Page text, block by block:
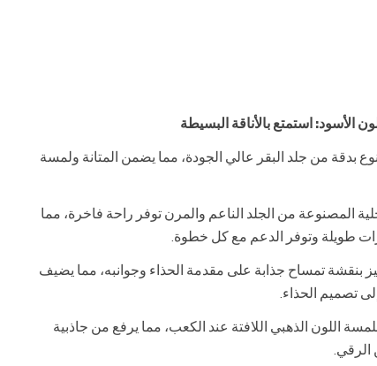
الأسود: استمتع بالأناقة البسيطة
بدقة من جلد البقر عالي الجودة، مما يضمن المتانة ولمسة
المصنوعة من الجلد الناعم والمرن توفر راحة فاخرة، مما
طويلة وتوفر الدعم مع كل خطوة.
بنقشة تمساح جذابة على مقدمة الحذاء وجوانبه، مما يضيف
تصميم الحذاء.
اللون الذهبي اللافتة عند الكعب، مما يرفع من جاذبية
الرقي.